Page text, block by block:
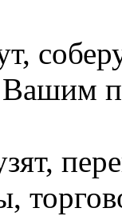
Вашим